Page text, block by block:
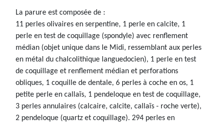
La parure est composée de :
11 perles olivaires en serpentine, 1 perle en calcite, 1
perle en test de coquillage (spondyle) avec renflement
médian (objet unique dans le Midi, ressemblant aux perles
en métal du chalcolithique languedocien), 1 perle en test
de coquillage et renflement médian et perforations
obliques, 1 coquille de dentale, 6 perles à coche en os, 1
petite perle en callaïs, 1 pendeloque en test de coquillage,
3 perles annulaires (calcaire, calcite, callaïs - roche verte),
2 pendeloque (quartz et coquillage). 294 perles en